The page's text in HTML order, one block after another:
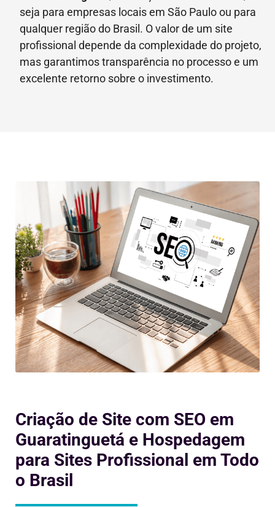
seja para empresas locais em São Paulo ou para
qualquer região do Brasil. O valor de um site
profissional depende da complexidade do projeto,
mas garantimos transparência no processo e um
excelente retorno sobre o investimento.
Criação de Site com SEO em
Guaratinguetá e Hospedagem
para Sites Profissional em Todo
o Brasil